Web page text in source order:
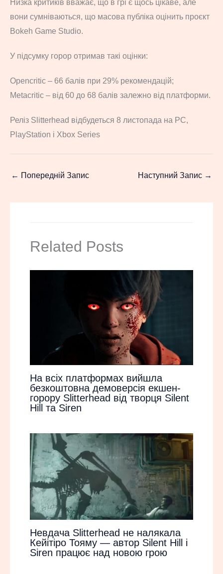
Низка критиків вважає, що в грі є щось цікаве, але
вони сумніваються, що масова публіка оцінить проєкт
Bokeh Game Studio.
У підсумку горор отримав такі оцінки:
Opencritic – 66 балів при 29% рекомендацій;
Metacritic – від 60 до 68 балів залежно від платформи.
Реліз Slitterhead відбудеться 8 листопада на PC,
PlayStation і Xbox Series
← Попередній Запис Наступний Запис →
Related Posts
На всіх платформах вийшла
безкоштовна демоверсія екшен-
горору Slitterhead від творця Silent
Hill та Siren
Невдача Slitterhead не налякала
Кейітіро Тояму — автор Silent Hill і
Siren працює над новою грою